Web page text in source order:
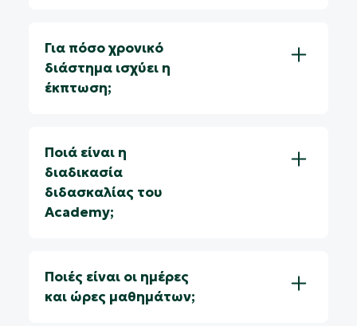
Για πόσο χρονικό
διάστημα ισχύει η
έκπτωση;
Ποιά είναι η
διαδικασία
διδασκαλίας του
Academy;
Ποιές είναι οι ημέρες
και ώρες μαθημάτων;